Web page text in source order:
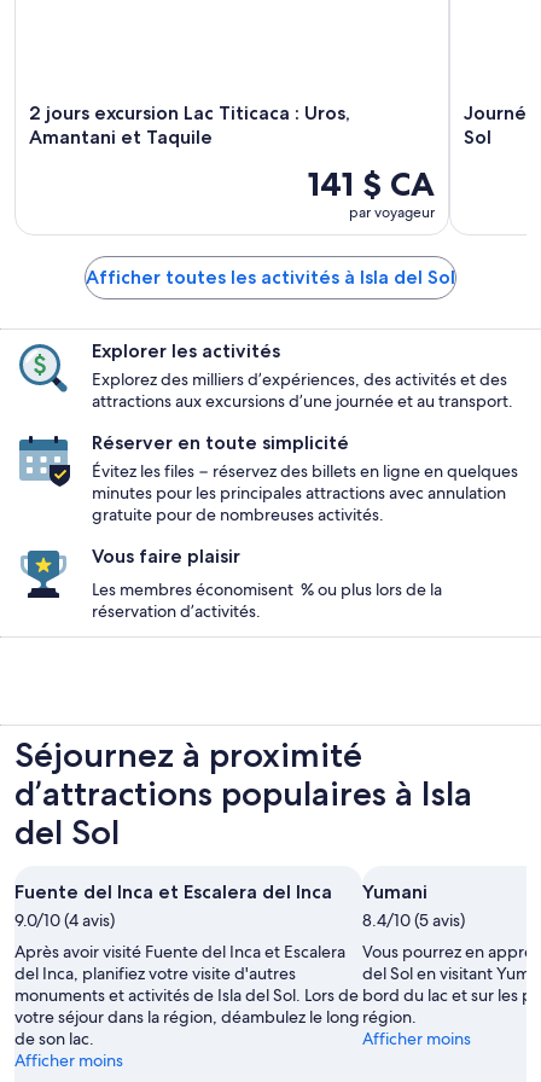
2 jours excursion Lac Titicaca : Uros,
Amantani et Taquile
141 $ CA
par voyageur
Sol
Afficher toutes les activités à Isla del Sol
Explorer les activités
Explorez des milliers d’expériences, des activités et des
attractions aux excursions d’une journée et au transport.
Réserver en toute simplicité
Évitez les files − réservez des billets en ligne en quelques
minutes pour les principales attractions avec annulation
gratuite pour de nombreuses activités.
Vous faire plaisir
Les membres économisent % ou plus lors de la
réservation d’activités.
Séjournez à proximité
d’attractions populaires à Isla
del Sol
Fuente del Inca et Escalera del Inca
9.0/10 (4 avis)
Après avoir visité Fuente del Inca et Escalera
del Inca, planifiez votre visite d'autres
monuments et activités de Isla del Sol. Lors de
votre séjour dans la région, déambulez le long
de son lac.
Afficher moins
Yumani
8.4/10 (5 avis)
Vous pourrez en
del Sol en visitant
bord du lac et sur les
région.
Afficher moins